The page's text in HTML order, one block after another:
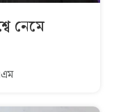
নেমে